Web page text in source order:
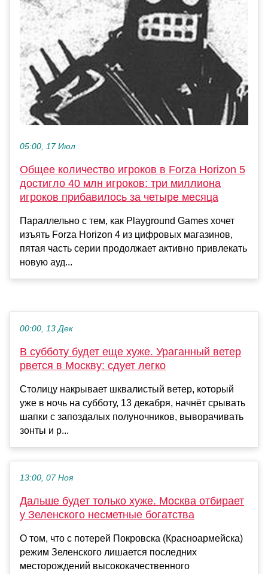
05:00, 17 Июл
Общее количество игроков в Forza Horizon 5
достигло 40 млн игроков: три миллиона
игроков прибавилось за четыре месяца
Параллельно с тем, как Playground Games хочет
изъять Forza Horizon 4 из цифровых магазинов,
пятая часть серии продолжает активно привлекать
новую ауд...
00:00, 13 Дек
В субботу будет еще хуже. Ураганный ветер
рвется в Москву: сдует легко
Столицу накрывает шквалистый ветер, который
уже в ночь на субботу, 13 декабря, начнёт срывать
шапки с запоздалых полуночников, выворачивать
зонты и р...
13:00, 07 Ноя
Дальше будет только хуже. Москва отбирает
у Зеленского несметные богатства
О том, что с потерей Покровска (Красноармейска)
режим Зеленского лишается последних
месторождений высококачественного